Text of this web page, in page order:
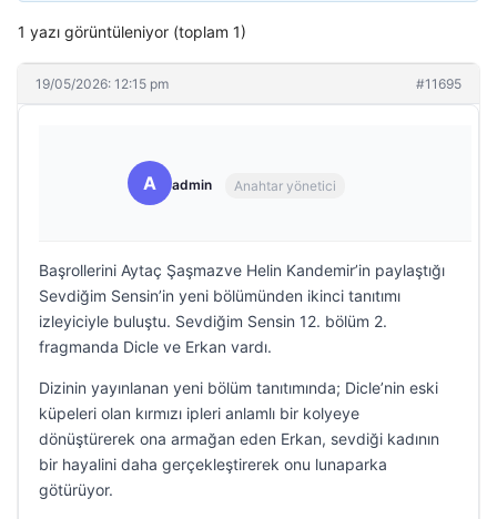
1 yazı görüntüleniyor (toplam 1)
19/05/2026: 12:15 pm #11695
A admin Anahtar yönetici
Başrollerini Aytaç Şaşmazve Helin Kandemir’in paylaştığı
Sevdiğim Sensin’in yeni bölümünden ikinci tanıtımı
izleyiciyle buluştu. Sevdiğim Sensin 12. bölüm 2.
fragmanda Dicle ve Erkan vardı.
Dizinin yayınlanan yeni bölüm tanıtımında; Dicle’nin eski
küpeleri olan kırmızı ipleri anlamlı bir kolyeye
dönüştürerek ona armağan eden Erkan, sevdiği kadının
bir hayalini daha gerçekleştirerek onu lunaparka
götürüyor.